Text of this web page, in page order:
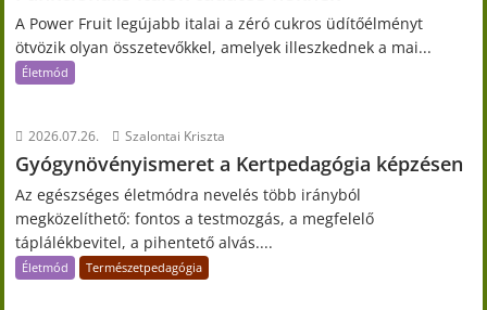
A Power Fruit legújabb italai a zéró cukros üdítőélményt
ötvözik olyan összetevőkkel, amelyek illeszkednek a mai...
Életmód
2026.07.26. Szalontai Kriszta
Gyógynövényismeret a Kertpedagógia képzésen
Az egészséges életmódra nevelés több irányból
megközelíthető: fontos a testmozgás, a megfelelő
táplálékbevitel, a pihentető alvás....
Életmód Természetpedagógia